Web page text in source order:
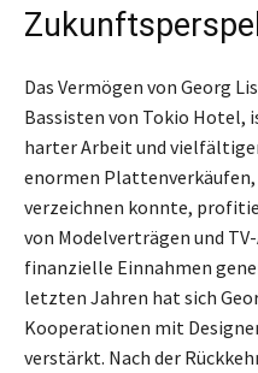
Das Vermögen von Georg
Bassisten von Tokio Hotel,
harter Arbeit und
enormen
verzeichnen konnte,
von Modelverträgen und
finanzielle Einnahmen
letzten Jahren hat sich
Kooperationen mit
verstärkt. Nach der